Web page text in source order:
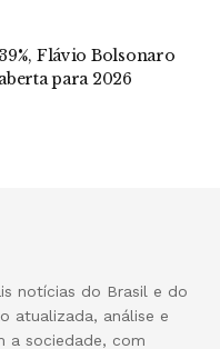
Flávio Bolsonaro
para 2026
notícias do Brasil e do
atualizada, análise e
a sociedade, com